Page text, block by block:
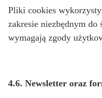
Pliki cookies
zakresie niezbędnym do
wymagają zgody
4.6. Newsletter oraz